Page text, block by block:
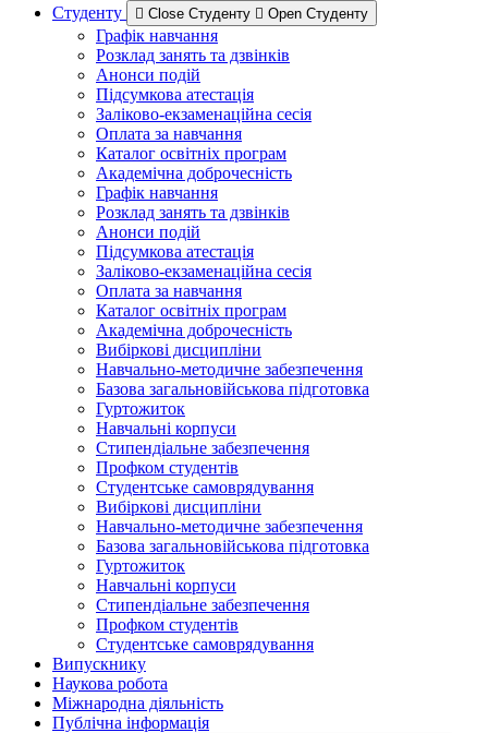
Студенту
Close Студенту Open Студенту
Графік навчання
Розклад занять та дзвінків
Анонси подій
Підсумкова атестація
Заліково-екзаменаційна сесія
Оплата за навчання
Каталог освітніх програм
Академічна доброчесність
Графік навчання
Розклад занять та дзвінків
Анонси подій
Підсумкова атестація
Заліково-екзаменаційна сесія
Оплата за навчання
Каталог освітніх програм
Академічна доброчесність
Вибіркові дисципліни
Навчально-методичне забезпечення
Базова загальновійськова підготовка
Гуртожиток
Навчальні корпуси
Стипендіальне забезпечення
Профком студентів
Студентське самоврядування
Вибіркові дисципліни
Навчально-методичне забезпечення
Базова загальновійськова підготовка
Гуртожиток
Навчальні корпуси
Стипендіальне забезпечення
Профком студентів
Студентське самоврядування
Випускнику
Наукова робота
Міжнародна діяльність
Публічна інформація